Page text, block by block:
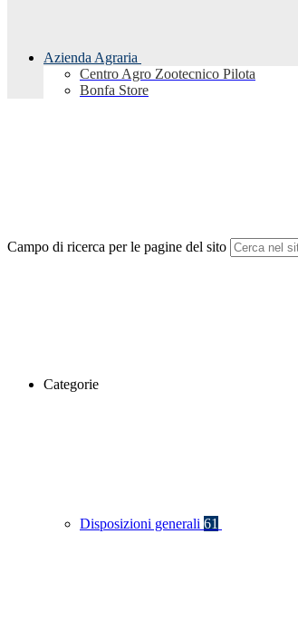
Azienda Agraria
Centro Agro Zootecnico Pilota
Bonfa Store
Campo di ricerca per le pagine del sito
Categorie
Disposizioni generali 61